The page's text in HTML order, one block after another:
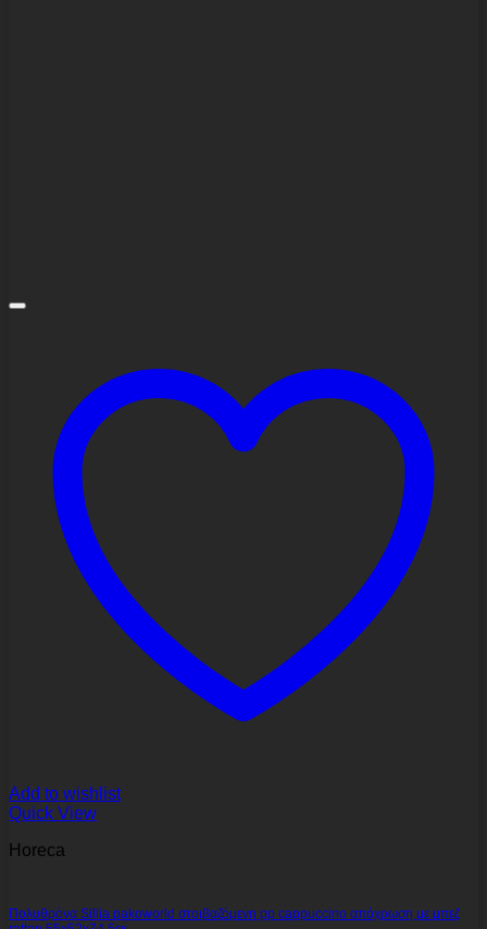
Add to wishlist
Quick View
Horeca
Πολυθρόνα Sillia pakoworld στοιβαζόμενη pp cappuccino απόχρωση με μπεζ